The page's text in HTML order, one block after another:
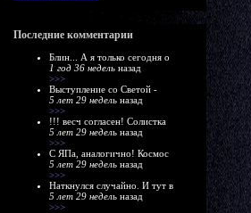
Последние комментарии
Блин... А я только сегодня о
1 год 36 недель назад
>>>
Выступление со Светой -
5 лет 29 недель назад
>>>
!!! весч согласен! Солистка
5 лет 29 недель назад
>>>
С ЯПа, аналогично! Космос
5 лет 29 недель назад
>>>
Наткнулся случайно. И тут в
5 лет 29 недель назад
>>>